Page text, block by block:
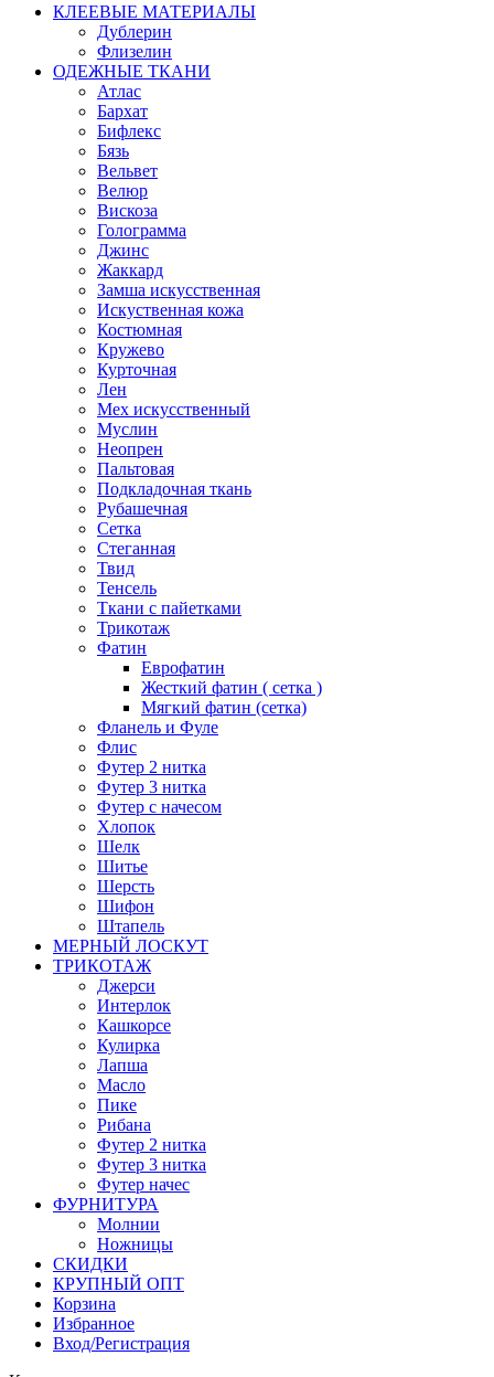
КЛЕЕВЫЕ МАТЕРИАЛЫ
Дублерин
Флизелин
ОДЕЖНЫЕ ТКАНИ
Атлас
Бархат
Бифлекс
Бязь
Вельвет
Велюр
Вискоза
Голограмма
Джинс
Жаккард
Замша искусственная
Искуственная кожа
Костюмная
Кружево
Курточная
Лен
Мех искусственный
Муслин
Неопрен
Пальтовая
Подкладочная ткань
Рубашечная
Сетка
Стеганная
Твид
Тенсель
Ткани с пайетками
Трикотаж
Фатин
Еврофатин
Жесткий фатин ( сетка )
Мягкий фатин (сетка)
Фланель и Фуле
Флис
Футер 2 нитка
Футер 3 нитка
Футер с начесом
Хлопок
Шелк
Шитье
Шерсть
Шифон
Штапель
МЕРНЫЙ ЛОСКУТ
ТРИКОТАЖ
Джерси
Интерлок
Кашкорсе
Кулирка
Лапша
Масло
Пике
Рибана
Футер 2 нитка
Футер 3 нитка
Футер начес
ФУРНИТУРА
Молнии
Ножницы
СКИДКИ
КРУПНЫЙ ОПТ
Корзина
Избранное
Вход/Регистрация